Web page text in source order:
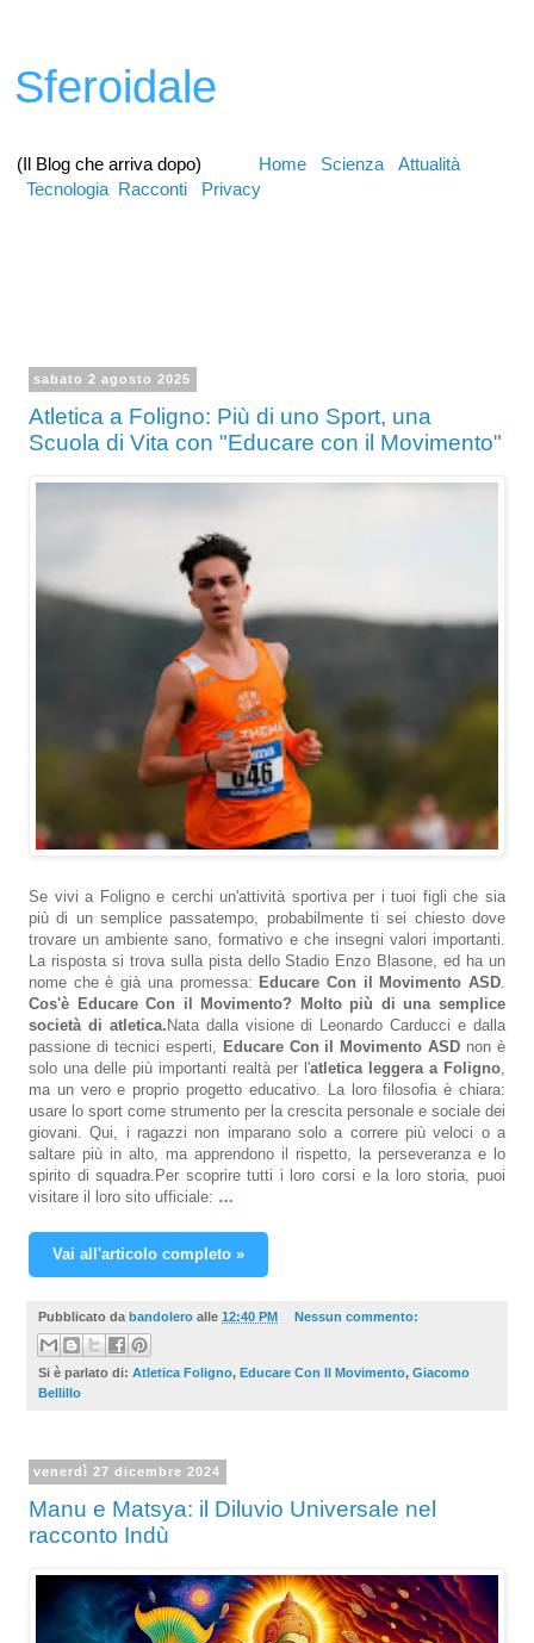
Sferoidale
(Il Blog che arriva dopo) Home Scienza
Attualità
Tecnologia Racconti Privacy
sabato 2 agosto 2025
Atletica a Foligno: Più di uno Sport, una
Scuola di Vita con "Educare con il Movimento"
Se vivi a Foligno e cerchi un'attività sportiva per i tuoi figli che sia
più di un semplice passatempo, probabilmente ti sei chiesto dove
trovare un ambiente sano, formativo e che insegni valori importanti.
La risposta si trova sulla pista dello Stadio Enzo Blasone, ed ha un
nome che è già una promessa: Educare Con il Movimento ASD
Cos'è Educare Con il Movimento? Molto più di una semplice
società di atletica. Nata dalla visione di Leonardo Carducci e dalla
passione di tecnici esperti,
Educare Con il Movimento ASD non è
solo una delle più importanti realtà per l'atletica leggera a Foligno
ma un vero e proprio progetto educativo. La loro filosofia è chiara:
usare lo sport come strumento per la crescita personale e sociale dei
giovani. Qui, i ragazzi non imparano solo a correre più veloci o a
saltare più in alto, ma apprendono il rispetto, la perseveranza e lo
spirito di squadra.Per scoprire tutti i loro corsi e la loro storia, puoi
visitare il loro sito ufficiale: …
Vai all'articolo completo »
Pubblicato da bandolero alle 12:40 PM Nessun commento:
Si è parlato di: Atletica Foligno, Educare Con Il Movimento, Giacomo
Bellillo
venerdì 27 dicembre 2024
Manu e Matsya: il Diluvio Universale nel
racconto Indù